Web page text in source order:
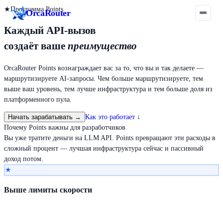
OrcaRouter
★Программа Points
Каждый API-вызов
создаёт ваше преимущество
OrcaRouter Points вознаграждает вас за то, что вы и так делаете —
маршрутизируете AI-запросы. Чем больше маршрутизируете, тем
выше ваш уровень, тем лучше инфраструктура и тем больше доля из
платформенного пула.
Начать зарабатывать → Как это работает ↓
Почему Points важны для разработчиков
Вы уже тратите деньги на LLM API. Points превращают эти расходы в
сложный процент — лучшая инфраструктура сейчас и пассивный
доход потом.
★
Выше лимиты скорости